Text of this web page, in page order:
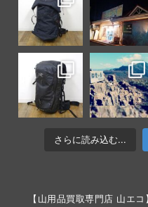
さらに読み込む...
【山用品買取専門店 山エ